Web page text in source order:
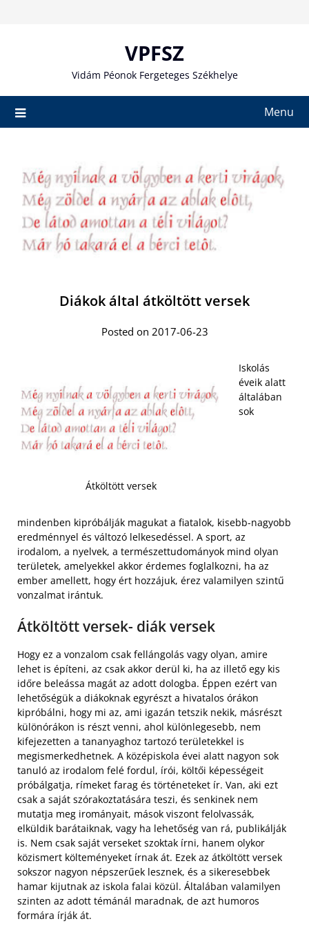
VPFSZ
Vidám Péonok Fergeteges Székhelye
Menu
Diákok által átköltött versek
Posted on 2017-06-23
Átköltött versek
Iskolás
éveik alatt
általában
sok
mindenben kipróbálják magukat a fiatalok, kisebb-nagyobb
eredménnyel és változó lelkesedéssel. A sport, az
irodalom, a nyelvek, a természettudományok mind olyan
területek, amelyekkel akkor érdemes foglalkozni, ha az
ember amellett, hogy ért hozzájuk, érez valamilyen szintű
vonzalmat irántuk.
Átköltött versek- diák versek
Hogy ez a vonzalom csak fellángolás vagy olyan, amire
lehet is építeni, az csak akkor derül ki, ha az illető egy kis
időre beleássa magát az adott dologba. Éppen ezért van
lehetőségük a diákoknak egyrészt a hivatalos órákon
kipróbálni, hogy mi az, ami igazán tetszik nekik, másrészt
különórákon is részt venni, ahol különlegesebb, nem
kifejezetten a tananyaghoz tartozó területekkel is
megismerkedhetnek. A középiskola évei alatt nagyon sok
tanuló az irodalom felé fordul, írói, költői képességeit
próbálgatja, rímeket farag és történeteket ír. Van, aki ezt
csak a saját szórakoztatására teszi, és senkinek nem
mutatja meg irományait, mások viszont felolvassák,
elküldik barátaiknak, vagy ha lehetőség van rá, publikálják
is. Nem csak saját verseket szoktak írni, hanem olykor
közismert költeményeket írnak át. Ezek az átköltött versek
sokszor nagyon népszerűek lesznek, és a sikeresebbek
hamar kijutnak az iskola falai közül. Általában valamilyen
szinten az adott témánál maradnak, de azt humoros
formára írják át.